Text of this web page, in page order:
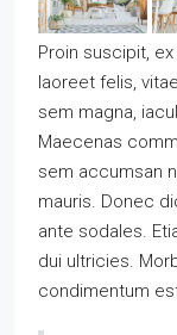
Proin suscipit,
laoreet felis,
sem magna,
Maecenas
sem accumsan
mauris. Donec
ante sodales.
dui ultricies.
condimentum